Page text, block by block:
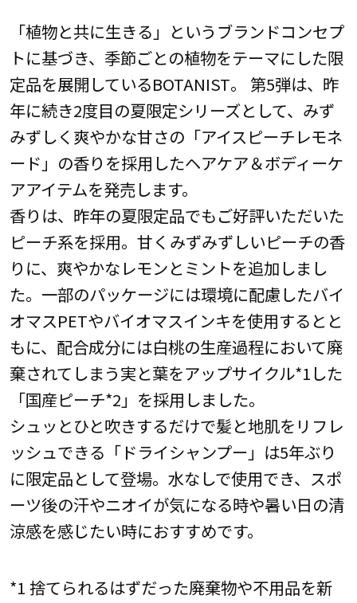
「植物と共に生きる」というブランドコンセプ
トに基づき、季節ごとの植物をテーマにした限
定品を展開しているBOTANIST。 第5弾は、昨
年に続き2度目の夏限定シリーズとして、みず
みずしく爽やかな甘さの「アイスピーチレモネ
ード」の香りを採用したヘアケア＆ボディーケ
アアイテムを発売します。
香りは、昨年の夏限定品でもご好評いただいた
ピーチ系を採用。甘くみずみずしいピーチの香
りに、爽やかなレモンとミントを追加しまし
た。一部のパッケージには環境に配慮したバイ
オマスPETやバイオマスインキを使用するとと
もに、配合成分には白桃の生産過程において廃
棄されてしまう実と葉をアップサイクル*1した
「国産ピーチ*2」を採用しました。
シュッとひと吹きするだけで髪と地肌をリフレ
ッシュできる「ドライシャンプー」は5年ぶり
に限定品として登場。水なしで使用でき、スポ
ーツ後の汗やニオイが気になる時や暑い日の清
涼感を感じたい時におすすめです。
*1 捨てられるはずだった廃棄物や不用品を新